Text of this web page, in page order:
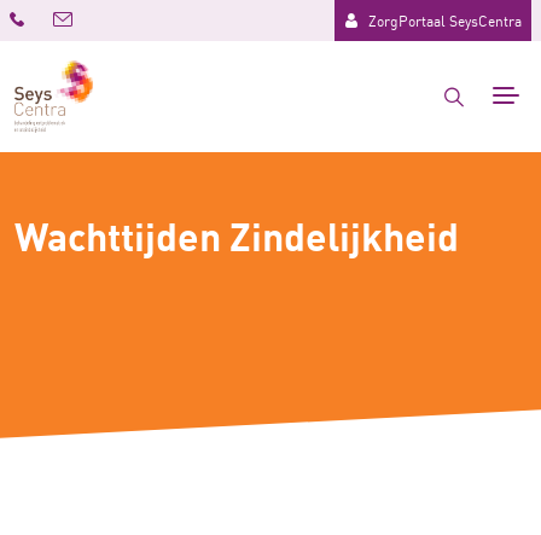
ZorgPortaal SeysCentra
Wachttijden Zindelijkheid